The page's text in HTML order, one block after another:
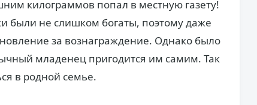
килограммов попал в местную газету!
были не слишком богаты, поэтому даже
за вознаграждение. Однако было
младенец пригодится им самим. Так
в родной семье.